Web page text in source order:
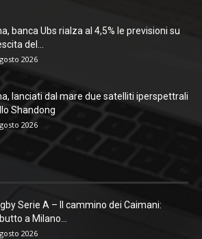
banca Ubs rialza al 4,5% le previsioni su
del...
2026
lanciati dal mare due satelliti iperspettrali
Shandong
2026
Serie A – Il cammino dei Caimani:
a Milano...
2026